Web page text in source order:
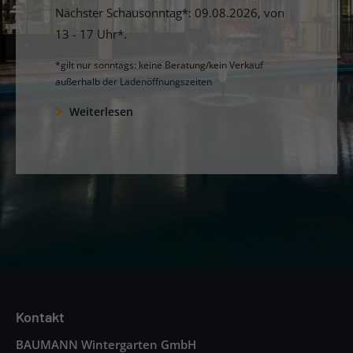
Nächster Schausonntag*: 09.08.2026, von
13 - 17 Uhr*.
*gilt nur sonntags: keine Beratung/kein Verkauf
außerhalb der Ladenöffnungszeiten
Weiterlesen
Kontakt
BAUMANN Wintergarten GmbH